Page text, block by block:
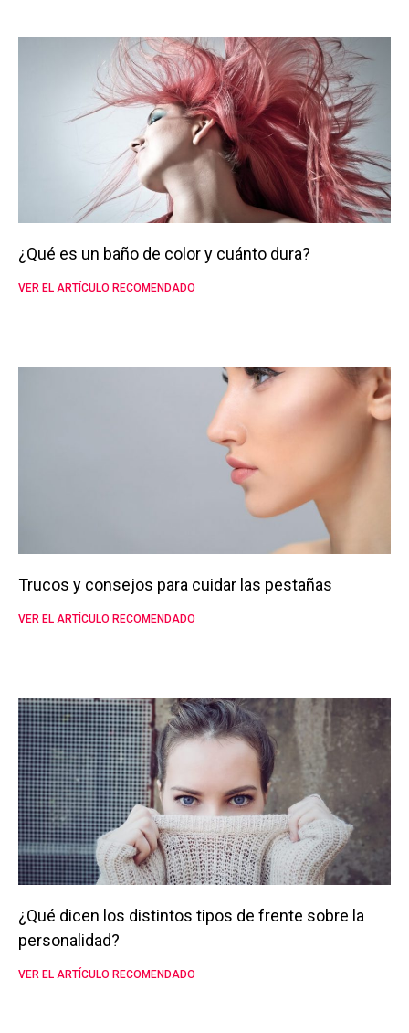
¿Qué es un baño de color y cuánto dura?
VER EL ARTÍCULO RECOMENDADO
Trucos y consejos para cuidar las pestañas
VER EL ARTÍCULO RECOMENDADO
¿Qué dicen los distintos tipos de frente sobre la
personalidad?
VER EL ARTÍCULO RECOMENDADO